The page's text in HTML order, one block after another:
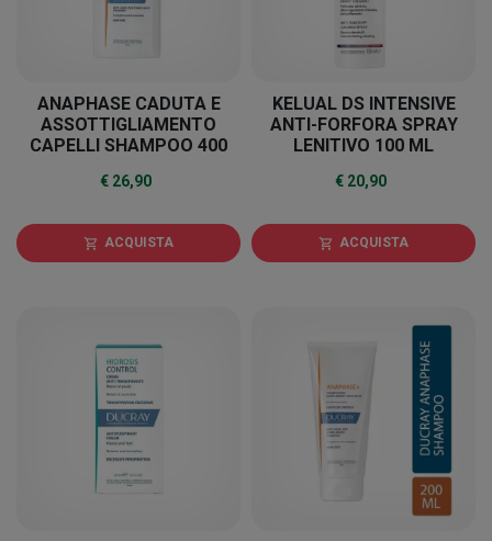
ANAPHASE CADUTA E
ASSOTTIGLIAMENTO
CAPELLI SHAMPOO 400
€ 26,90
shopping_cart ACQUISTA
KELUAL DS INTENSIVE
ANTI-FORFORA SPRAY
LENITIVO 100 ML
€ 20,90
shopping_cart ACQUISTA